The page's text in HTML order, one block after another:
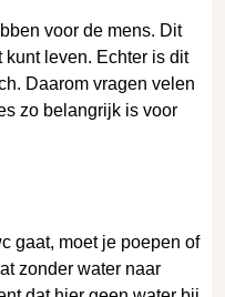
voor de mens. Dit
kunt leven. Echter is dit
Daarom vragen velen
zo belangrijk is voor
gaat, moet je poepen of
zonder water naar